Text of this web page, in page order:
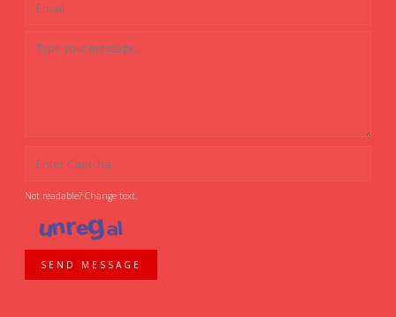
Not readable? Change text.
SEND MESSAGE